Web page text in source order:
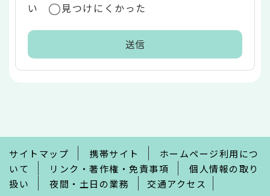
い
見つけにくかった
で
サイトマップ 携帯サイト
ホームページ利用につ
いて
リンク・著作権・免責事項
個人情報の取り
扱い
夜間・土日の業務 交通アクセス